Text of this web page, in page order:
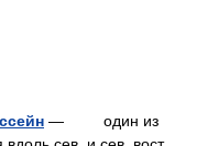
— один из